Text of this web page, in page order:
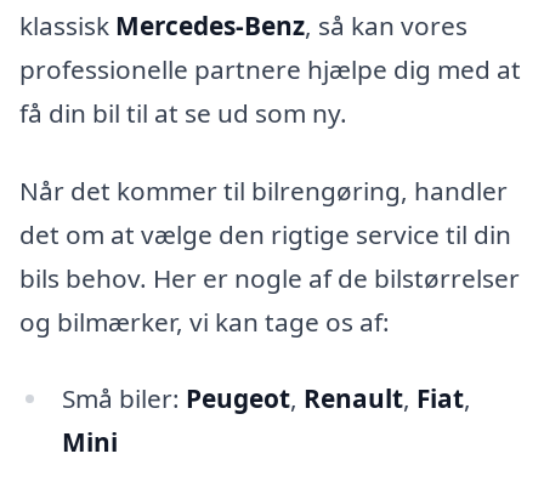
klassisk Mercedes-Benz, så kan vores
professionelle partnere hjælpe dig med at
få din bil til at se ud som ny.
Når det kommer til bilrengøring, handler
det om at vælge den rigtige service til din
bils behov. Her er nogle af de bilstørrelser
og bilmærker, vi kan tage os af:
Små biler: Peugeot, Renault, Fiat,
Mini